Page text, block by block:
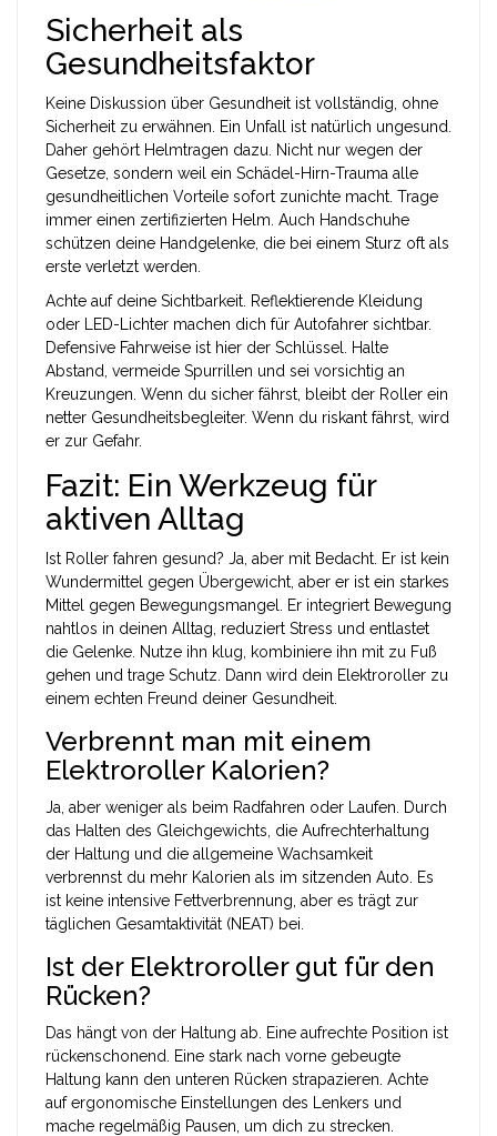
Sicherheit als
Gesundheitsfaktor
Keine Diskussion über Gesundheit ist vollständig, ohne
Sicherheit zu erwähnen. Ein Unfall ist natürlich ungesund.
Daher gehört Helmtragen dazu. Nicht nur wegen der
Gesetze, sondern weil ein Schädel-Hirn-Trauma alle
gesundheitlichen Vorteile sofort zunichte macht. Trage
immer einen zertifizierten Helm. Auch Handschuhe
schützen deine Handgelenke, die bei einem Sturz oft als
erste verletzt werden.
Achte auf deine Sichtbarkeit. Reflektierende Kleidung
oder LED-Lichter machen dich für Autofahrer sichtbar.
Defensive Fahrweise ist hier der Schlüssel. Halte
Abstand, vermeide Spurrillen und sei vorsichtig an
Kreuzungen. Wenn du sicher fährst, bleibt der Roller ein
netter Gesundheitsbegleiter. Wenn du riskant fährst, wird
er zur Gefahr.
Fazit: Ein Werkzeug für
aktiven Alltag
Ist Roller fahren gesund? Ja, aber mit Bedacht. Er ist kein
Wundermittel gegen Übergewicht, aber er ist ein starkes
Mittel gegen Bewegungsmangel. Er integriert Bewegung
nahtlos in deinen Alltag, reduziert Stress und entlastet
die Gelenke. Nutze ihn klug, kombiniere ihn mit zu Fuß
gehen und trage Schutz. Dann wird dein Elektroroller zu
einem echten Freund deiner Gesundheit.
Verbrennt man mit einem
Elektroroller Kalorien?
Ja, aber weniger als beim Radfahren oder Laufen. Durch
das Halten des Gleichgewichts, die Aufrechterhaltung
der Haltung und die allgemeine Wachsamkeit
verbrennst du mehr Kalorien als im sitzenden Auto. Es
ist keine intensive Fettverbrennung, aber es trägt zur
täglichen Gesamtaktivität (NEAT) bei.
Ist der Elektroroller gut für den
Rücken?
Das hängt von der Haltung ab. Eine aufrechte Position ist
rückenschonend. Eine stark nach vorne gebeugte
Haltung kann den unteren Rücken strapazieren. Achte
auf ergonomische Einstellungen des Lenkers und
mache regelmäßig Pausen, um dich zu strecken.